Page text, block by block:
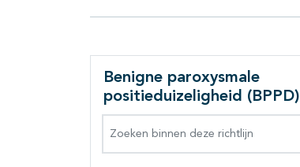
Benigne paroxysmale
positieduizeligheid (BPPD)